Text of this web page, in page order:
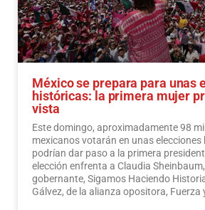
México se prepara para unas
históricas: la primera mujer
vista
Este domingo, aproximadamente 98
mexicanos votarán en unas
podrían dar paso a la primera
elección enfrenta a Claudia
gobernante, Sigamos Haciendo
Gálvez, de la alianza opositora, Fuerza